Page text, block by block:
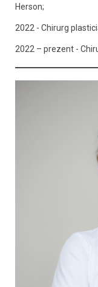
Herson;
2022 - Chirurg
2022 – prezent -